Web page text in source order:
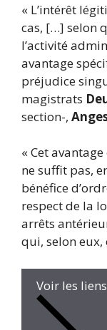
« L’intérêt
cas, […] selon
l’activité
avantage
préjudice
magistrats
section-,
« Cet
ne suffit pas,
bénéfice
respect de la
arrêts
qui, selon eux,
Voir les